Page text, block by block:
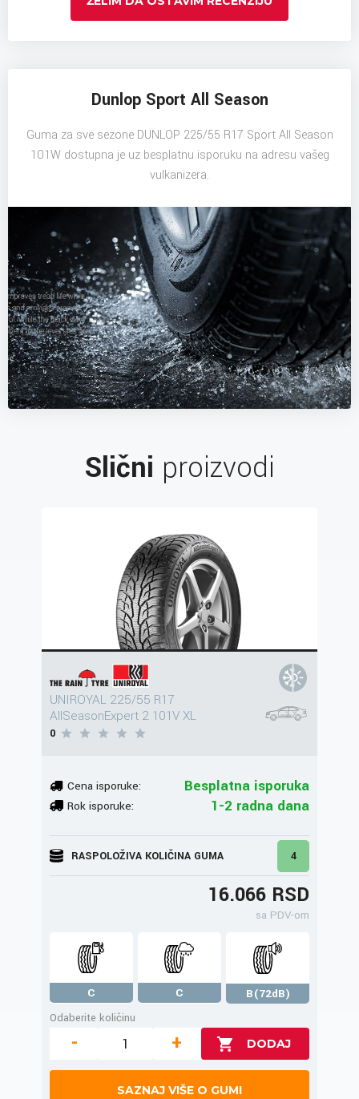
Dunlop Sport All Season
Guma za sve sezone DUNLOP 225/55 R17 Sport All Season
101W dostupna je uz besplatnu isporuku na adresu vašeg
vulkanizera.
Slični proizvodi
UNIROYAL 225/55 R17
AllSeasonExpert 2 101V XL
0
Cena isporuke: Besplatna isporuka
Rok isporuke: 1-2 radna dana
RASPOLOŽIVA KOLIČINA GUMA 4
16.066 RSD
sa PDV-om
C C
B(72dB)
Odaberite količinu
- +
SAZNAJ VIŠE O GUMI